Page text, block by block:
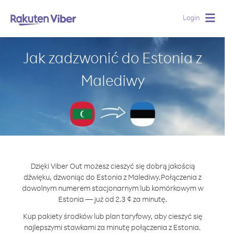
Login
Jak zadzwonić do Estonia z
Malediwy
Dzięki Viber Out możesz cieszyć się dobrą jakością
dźwięku, dzwoniąc do Estonia z Malediwy.Połączenia z
dowolnym numerem stacjonarnym lub komórkowym w
Estonia — już od 2.3 ¢ za minutę.
Kup pakiety środków lub plan taryfowy, aby cieszyć się
najlepszymi stawkami za minutę połączenia z Estonia.